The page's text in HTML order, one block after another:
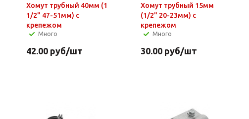
Хомут трубный 40мм (1
1/2" 47-51мм) с
крепежом
Много
42.00руб/шт
Хомут трубный 15мм
(1/2" 20-23мм) с
крепежом
Много
30.00 руб/шт